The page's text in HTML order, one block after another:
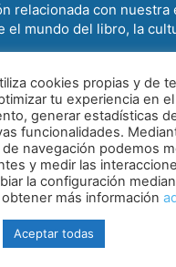
relacionada con nuestra
el mundo del libro, la
SÍGUENOS
|Política de cookies
cookies propias y de
tu experiencia en
generar estadísticas
funcionalidades.
navegación podemos
y medir las
la configuración
más información
Aceptar todas